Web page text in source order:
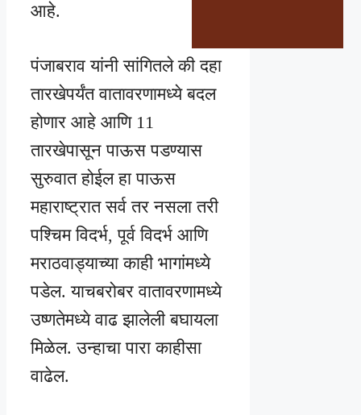
आहे.
पंजाबराव यांनी सांगितले की दहा
तारखेपर्यंत वातावरणामध्ये बदल
होणार आहे आणि 11
तारखेपासून पाऊस पडण्यास
सुरुवात होईल हा पाऊस
महाराष्ट्रात सर्व तर नसला तरी
पश्चिम विदर्भ, पूर्व विदर्भ आणि
मराठवाड्याच्या काही भागांमध्ये
पडेल. याचबरोबर वातावरणामध्ये
उष्णतेमध्ये वाढ झालेली बघायला
मिळेल. उन्हाचा पारा काहीसा
वाढेल.